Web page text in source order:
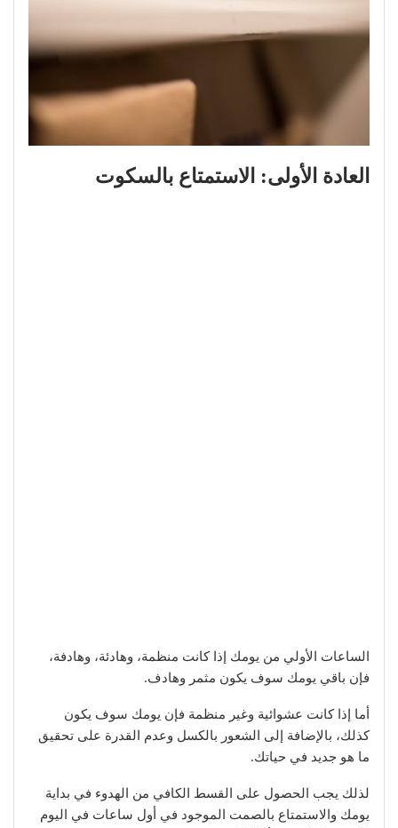
العادة الأولى: الاستمتاع بالسكوت
الساعات الأولي من يومك إذا كانت منظمة، وهادئة، وهادفة،
فإن باقي يومك سوف يكون مثمر وهادف.
أما إذا كانت عشوائية وغير منظمة فإن يومك سوف يكون
كذلك، بالإضافة إلى الشعور بالكسل وعدم القدرة على تحقيق
ما هو جديد في حياتك.
لذلك يجب الحصول على القسط الكافي من الهدوء في بداية
يومك والاستمتاع بالصمت الموجود في أول ساعات في اليوم